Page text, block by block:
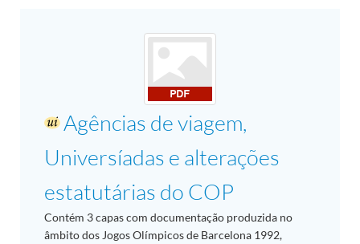
Agências de viagem,
Universíadas e alterações
estatutárias do COP
Contém 3 capas com documentação produzida no
âmbito dos Jogos Olímpicos de Barcelona 1992,